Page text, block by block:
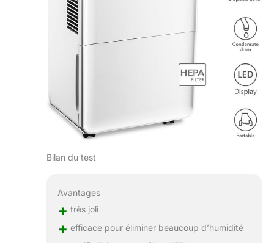
Bilan du test
Avantages
+ très joli
+ efficace pour éliminer beaucoup d’humidité